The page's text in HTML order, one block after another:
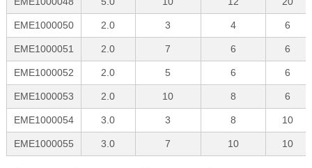
EME1000050 2.0 3 4 6
EME1000051 2.0 7 6 6
EME1000052 2.0 5 6 6
EME1000053 2.0 10 8 6
EME1000054 3.0 3 8 10
EME1000055 3.0 7 10 10